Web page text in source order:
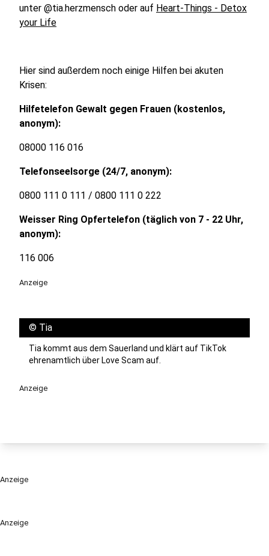
Anzeige
unter @tia.herzmensch oder auf Heart-Things - Detox
your Life
Hier sind außerdem noch einige Hilfen bei akuten
Krisen:
Hilfetelefon Gewalt gegen Frauen (kostenlos,
anonym):
08000 116 016
Telefonseelsorge (24/7, anonym):
0800 111 0 111 / 0800 111 0 222
Weisser Ring Opfertelefon (täglich von 7 - 22 Uhr,
anonym):
116 006
Anzeige
© Tia
Tia kommt aus dem Sauerland und klärt auf TikTok
ehrenamtlich über Love Scam auf.
Anzeige
Anzeige